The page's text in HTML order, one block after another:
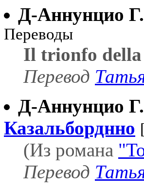
Д-Аннунцио Г.
Переводы
Il trionfo
Перевод
Д-Аннунцио Г.
Казальборднно
(Из романа
Перевод